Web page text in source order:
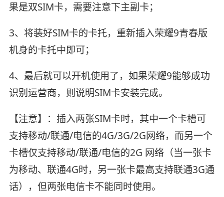
果是双SIM卡，需要注意下主副卡；
3、将装好SIM卡的卡托，重新插入荣耀9青春版
机身的卡托中即可；
4、最后就可以开机使用了，如果荣耀9能够成功
识别运营商，则说明SIM卡安装完成。
【注意】：插入两张SIM卡时，其中一个卡槽可
支持移动/联通/电信的4G/3G/2G网络，而另一个
卡槽仅支持移动/联通/电信的2G 网络（当一张卡
为移动、联通4G时，另一张卡最高支持联通3G通
话），但两张电信卡不能同时使用。